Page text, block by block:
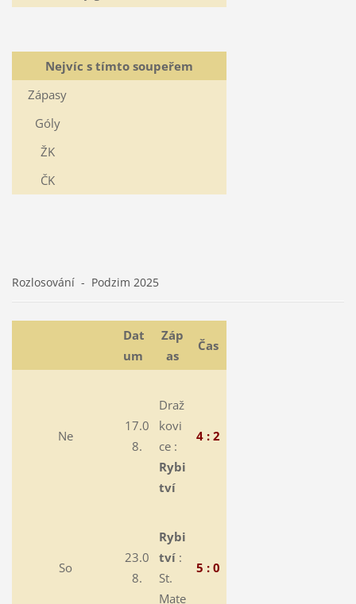
Nejvíc s tímto soupeřem
Zápasy
Góly
ŽK
ČK
Rozlosování - Podzim 2025
Dat
um
Záp
as
Čas
Ne
17.0
8.
Draž
kovi
ce :
Rybi
tví
4 : 2
So
23.0
8.
Rybi
tví:
St.
Mate
5 : 0